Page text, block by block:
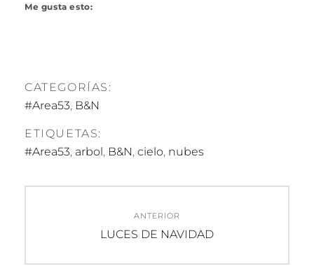
Me gusta esto:
CATEGORÍAS:
#Area53, B&N
ETIQUETAS:
#Area53, arbol, B&N, cielo, nubes
entradas
ANTERIOR
Entrada
LUCES DE NAVIDAD